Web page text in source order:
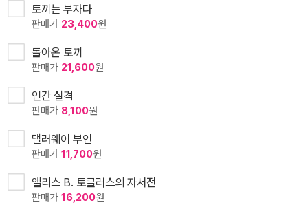
토끼는 부자다
판매가 23,400원
돌아온 토끼
판매가 21,600원
인간 실격
판매가 8,100원
댈러웨이 부인
판매가 11,700원
앨리스 B. 토클러스의 자서전
판매가 16,200원